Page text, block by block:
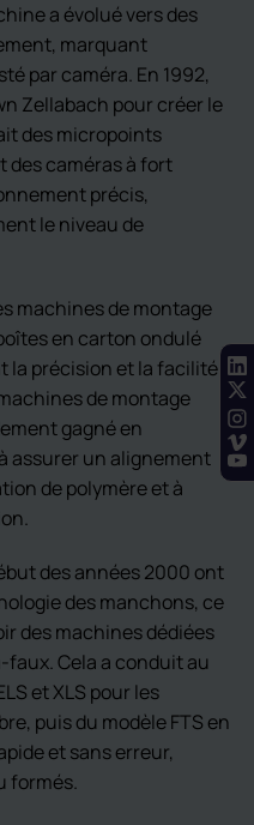
a évolué vers des
marquant
par caméra. En 1992,
Zellabach pour créer le
des micropoints
des caméras à fort
précis,
le niveau de
machines de montage
en carton ondulé
la précision et la facilité
de montage
gagné en
assurer un alignement
de polymère et à
des années 2000 ont
des manchons, ce
des machines dédiées
Cela a conduit au
et XLS pour les
puis du modèle FTS en
et sans erreur,
formés.